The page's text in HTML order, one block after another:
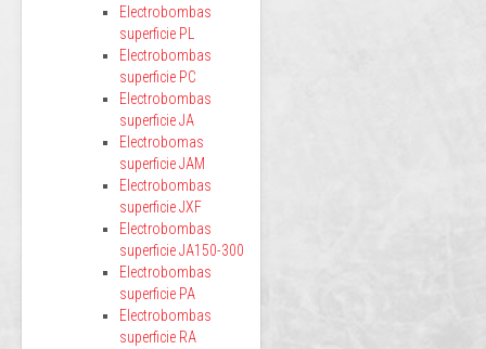
Electrobombas
superficie PL
Electrobombas
superficie PC
Electrobombas
superficie JA
Electrobomas
superficie JAM
Electrobombas
superficie JXF
Electrobombas
superficie JA150-300
Electrobombas
superficie PA
Electrobombas
superficie RA